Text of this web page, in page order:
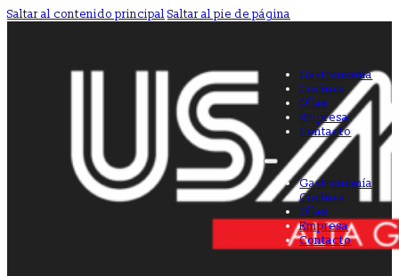
Saltar al contenido principal Saltar al pie de página
Gastronomía
Cocinas
Ollas
Empresa
Contacto
Gastronomía
Cocinas
Ollas
Empresa
Contacto